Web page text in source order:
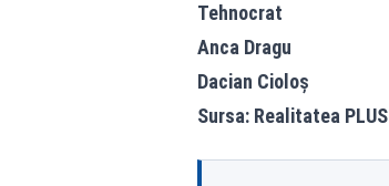
Tehnocrat
Anca Dragu
Dacian Cioloș
Sursa: Realitatea PLUS